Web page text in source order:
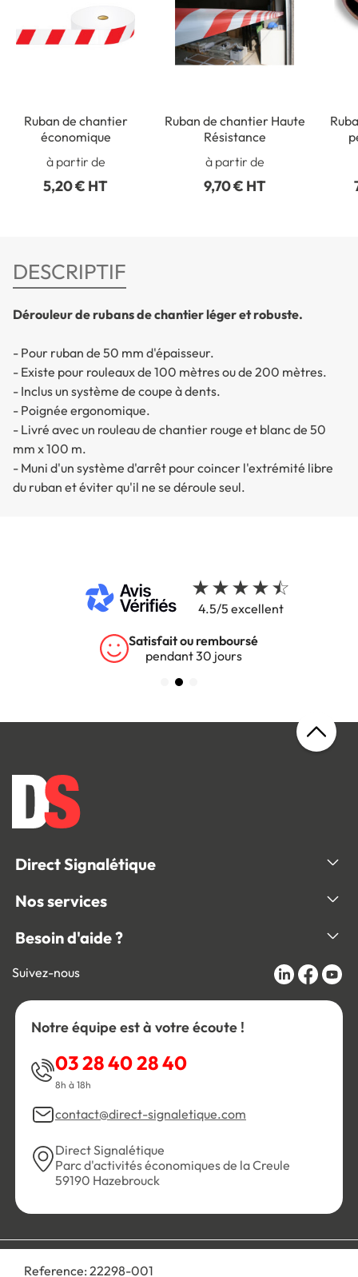
Reference: 22298-001
Ruban de chantier
économique
à partir de
5,20 € HT
Ruban de chantier Haute
Résistance
à partir de
9,70 € HT
DESCRIPTIF
Dérouleur de rubans de chantier léger et robuste.
- Pour ruban de 50 mm d'épaisseur.
- Existe pour rouleaux de 100 mètres ou de 200 mètres.
- Inclus un système de coupe à dents.
- Poignée ergonomique.
- Livré avec un rouleau de chantier rouge et blanc de 50
mm x 100 m.
- Muni d'un système d'arrêt pour coincer l'extrémité libre
du ruban et éviter qu'il ne se déroule seul.
4.5/5 excellent
Satisfait ou remboursé
pendant 30 jours
Direct Signalétique
Nos services
Besoin d'aide ?
Suivez-nous
Notre équipe est à votre écoute !
03 28 40 28 40
8h à 18h
contact@direct-signaletique.com
Direct Signalétique
Parc d'activités économiques de la Creule
59190 Hazebrouck
Personnaliser les cookies